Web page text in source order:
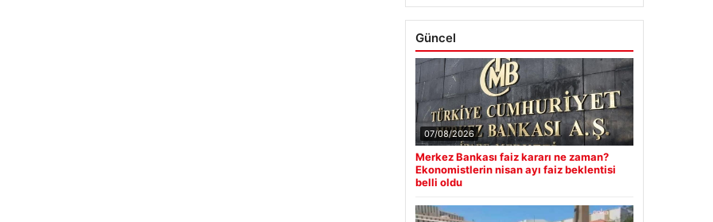
Güncel
07/08/2026
Merkez Bankası faiz kararı ne zaman?
Ekonomistlerin nisan ayı faiz beklentisi
belli oldu